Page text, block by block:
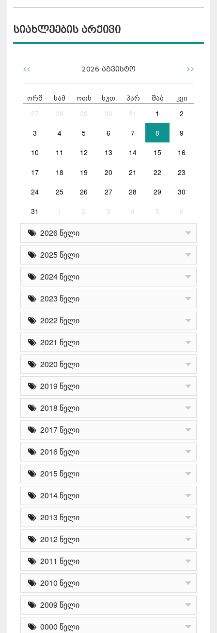
სიახლეების არქივი
<< 2026 აგვისტო >>
ორშ სამ ოთხ ხუთ პარ შაბ კვი
27 28 29 30 31 1 2
3 4 5 6 7 8 9
10 11 12 13 14 15 16
17 18 19 20 21 22 23
24 25 26 27 28 29 30
31 1 2 3 4 5 6
2026 წელი
2025 წელი
2024 წელი
2023 წელი
2022 წელი
2021 წელი
2020 წელი
2019 წელი
2018 წელი
2017 წელი
2016 წელი
2015 წელი
2014 წელი
2013 წელი
2012 წელი
2011 წელი
2010 წელი
2009 წელი
0000 წელი